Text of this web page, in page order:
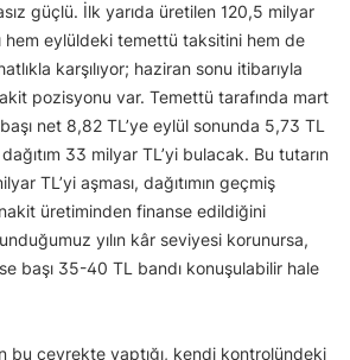
güçlü. İlk yarıda üretilen 120,5 milyar
hem eylüldeki temettü taksitini hem de
karşılıyor; haziran sonu itibarıyla
pozisyonu var. Temettü tarafında mart
net 8,82 TL’ye eylül sonunda 5,73 TL
33 milyar TL’yi bulacak. Bu tutarın
TL’yi aşması, dağıtımın geçmiş
üretiminden finanse edildiğini
yılın kâr seviyesi korunursa,
başı 35-40 TL bandı konuşulabilir hale
bu çeyrekte yaptığı, kendi kontrolündeki